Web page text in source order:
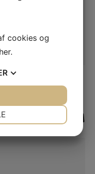
Faro Skuldertaske
cookies og
her.